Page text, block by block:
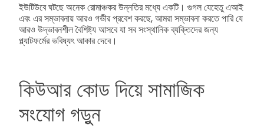
ইউটিউবে ঘটছে অনেক রোমাঞ্চকর উন্নতির মধ্যে একটি। গুগল যেহেতু এআই
এবং এর সম্ভাবনায় আরও গভীর প্রবেশ করছে, আমরা সম্ভাবনা করতে পারি যে
আরও উদ্ভাবনশীল বৈশিষ্ট্য আসবে যা সব সংস্থানিক ব্যক্তিদের জন্য
প্ল্যাটফর্মের ভবিষ্যৎ আকার দেবে।
কিউআর কোড দিয়ে সামাজিক
সংযোগ গড়ুন